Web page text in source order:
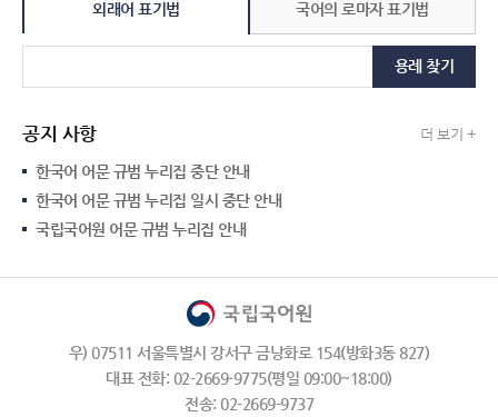
외래어 표기법 국어의 로마자 표기법
용례 찾기
공지 사항 더 보기 +
한국어 어문 규범 누리집 중단 안내
한국어 어문 규범 누리집 일시 중단 안내
국립국어원 어문 규범 누리집 안내
우) 07511 서울특별시 강서구 금낭화로 154(방화3동 827)
대표 전화: 02-2669-9775(평일 09:00~18:00)
전송: 02-2669-9737